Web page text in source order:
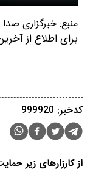
منبع: خبرگزاری
برای اطلاع از
کدخبر: 999920
از کارزارهای زیر